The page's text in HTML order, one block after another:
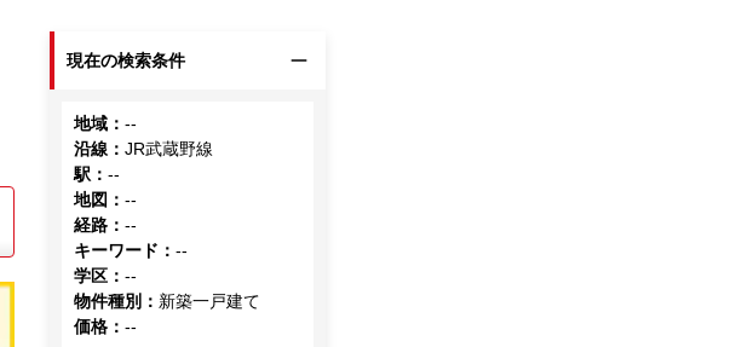
現在の検索条件
地域 ：--
沿線 ：JR武蔵野線
駅 ：--
地図 ：--
経路 ：--
キーワード ：--
学区 ：--
物件種別 ： 新築一戸建て
価格 ：--